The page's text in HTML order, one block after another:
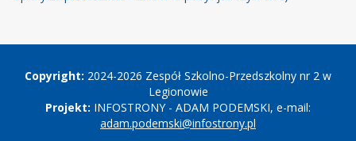
Copyright
Copyright: 2024-2026 Zespół Szkolno-Przedszkolny nr 2 w
Legionowie
Projekt: INFOSTRONY - ADAM PODEMSKI, e-mail:
adam.podemski@infostrony.pl